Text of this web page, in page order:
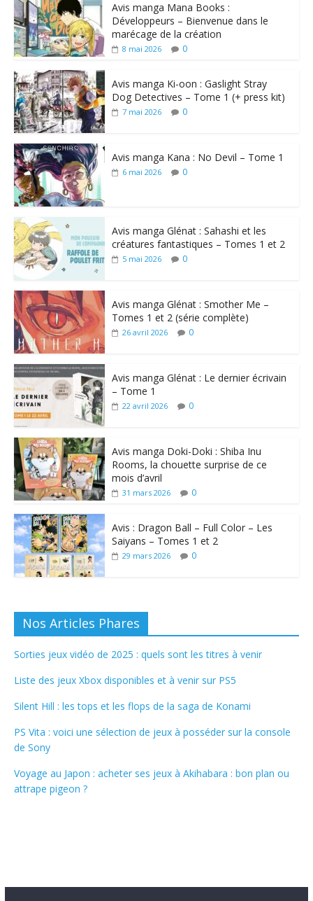
Avis manga Mana Books :
Développeurs – Bienvenue dans le
marécage de la création
8 mai 2026 0
Avis manga Ki-oon : Gaslight Stray
Dog Detectives – Tome 1 (+ press kit)
7 mai 2026 0
Avis manga Kana : No Devil – Tome 1
6 mai 2026 0
Avis manga Glénat : Sahashi et les
créatures fantastiques – Tomes 1 et 2
5 mai 2026 0
Avis manga Glénat : Smother Me –
Tomes 1 et 2 (série complète)
26 avril 2026 0
Avis manga Glénat : Le dernier écrivain
– Tome 1
22 avril 2026 0
Avis manga Doki-Doki : Shiba Inu
Rooms, la chouette surprise de ce
mois d’avril
31 mars 2026 0
Avis : Dragon Ball – Full Color – Les
Saiyans – Tomes 1 et 2
29 mars 2026 0
Nos Articles Phares
Sorties jeux vidéo de 2025 : quels sont les titres à venir
Liste des jeux Xbox disponibles et à venir sur PS5
Silent Hill : les tops et les flops de la saga de Konami
PS Vita : voici une sélection de jeux à posséder sur la console
de Sony
Voyage au Japon : acheter ses jeux à Akihabara : bon plan ou
attrape pigeon ?